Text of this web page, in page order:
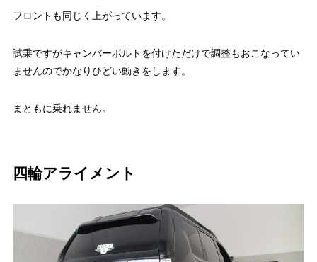
フロントも同じく上がっています。
試乗ですがキャンバーボルトを付けただけで調整もおこなってい
ませんのでかなりひどい動きをします。
まともに乗れません。
四輪アライメント